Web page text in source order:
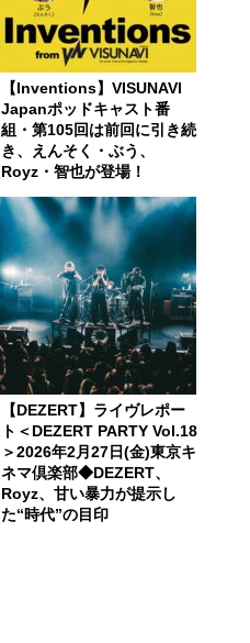
【Inventions】VISUNAVI
Japanポッドキャスト番
組・第105回は前回に引き続
き、えんそく・ぶう、
Royz・智也が登場！
【DEZERT】ライヴレポー
ト＜DEZERT PARTY Vol.18
＞2026年2月27日(金)東京キ
ネマ倶楽部◆DEZERT、
Royz、甘い暴力が提示し
た“時代”の目印